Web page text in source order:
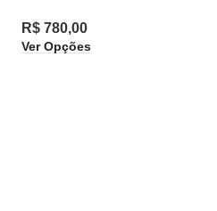
R$ 780,00
Ver Opções